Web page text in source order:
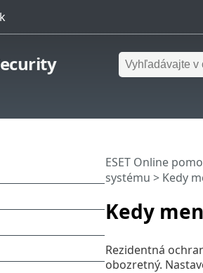
Kedy
ESET Online
systému > Kedy
Rezidentná
obozretný.